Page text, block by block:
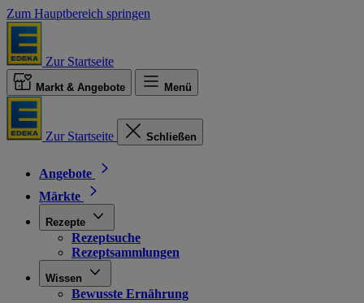
Zum Hauptbereich springen
Zur Startseite
Markt & Angebote Menü
Zur Startseite Schließen
Angebote
Märkte
Rezepte
Rezeptsuche
Rezeptsammlungen
Wissen
Bewusste Ernährung